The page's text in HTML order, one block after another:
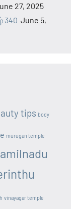
27, 2025
340 June 5,
tips body
murugan temple
vinayagar temple